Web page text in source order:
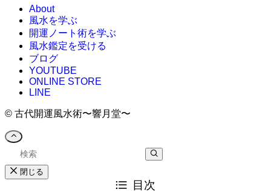
About
風水を学ぶ
開運ノート術を学ぶ
風水鑑定を受ける
ブログ
YOUTUBE
ONLINE STORE
LINE
© 古代開運風水術〜響月堂〜
閉じる
目次